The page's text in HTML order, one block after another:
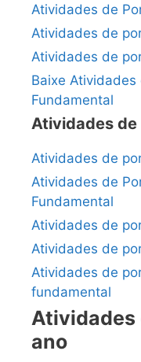
Atividades de
Atividades de
Atividades de
Baixe Atividades
Fundamental
Atividades de
Atividades de
Atividades de
Fundamental
Atividades de
Atividades de
Atividades de
fundamental
Atividades
ano